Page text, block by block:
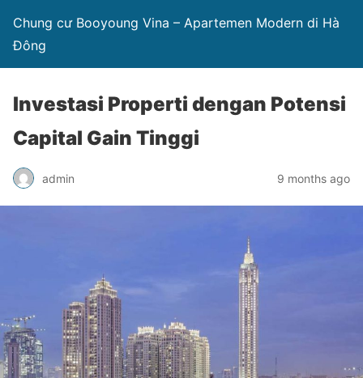
Chung cư Booyoung Vina – Apartemen Modern di Hà
Đông
Investasi Properti dengan Potensi
Capital Gain Tinggi
admin 9 months ago